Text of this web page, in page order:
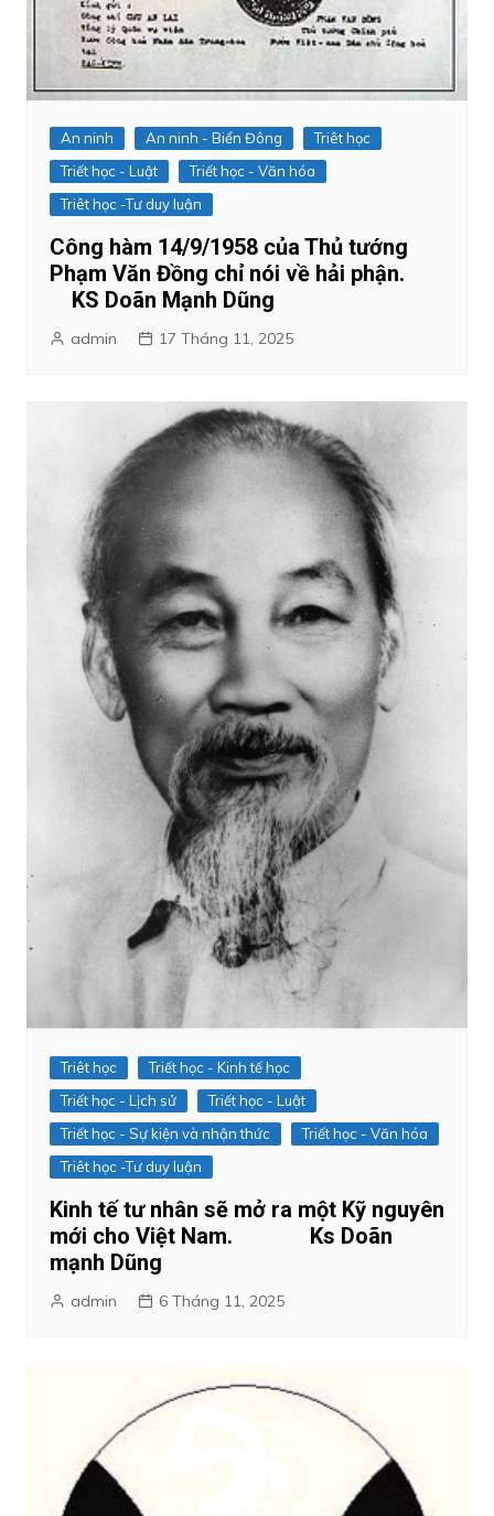
An ninh An ninh - Biển Đông
Triêt học
Triết học - Luật
Triết học - Văn hóa
Triêt học -Tư duy luận
Công hàm 14/9/1958 của Thủ tướng
Phạm Văn Đồng chỉ nói về hải phận.
KS Doãn Mạnh Dũng
admin 17 Tháng 11, 2025
Triêt học
Triết học - Kinh tế học
Triết học - Lịch sử
Triết học - Luật
Triết học - Sự kiện và nhận thức
Triết học - Văn hóa
Triêt học -Tư duy luận
Kinh tế tư nhân sẽ mở ra một Kỹ nguyên
mới cho Việt Nam. Ks Doãn
mạnh Dũng
admin 6 Tháng 11, 2025